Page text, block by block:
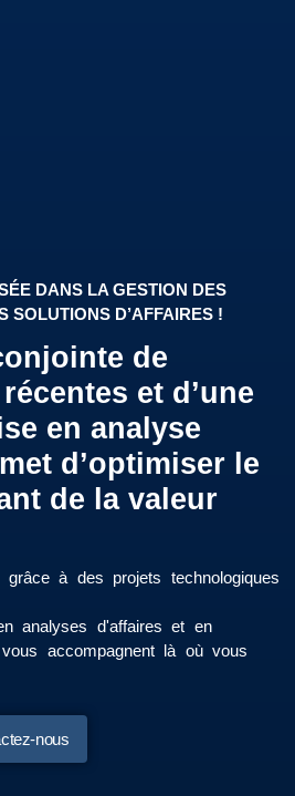
DANS LA GESTION DES
SOLUTIONS D’AFFAIRES !
de
et d’une
en analyse
d’optimiser le
de la valeur
à des projets technologiques
analyses d'affaires et en
accompagnent là où vous
nous